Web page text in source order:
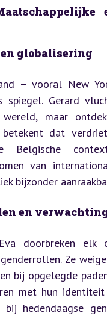
globalisering
– vooral New
spiegel. Gerard
wereld, maar
betekent dat
Belgische
van
bijzonder
en
doorbreken elk
Ze
bij opgelegde
met hun
hedendaagse